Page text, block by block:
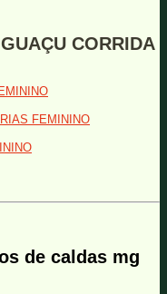
CORRIDA
FEMININO
de caldas mg